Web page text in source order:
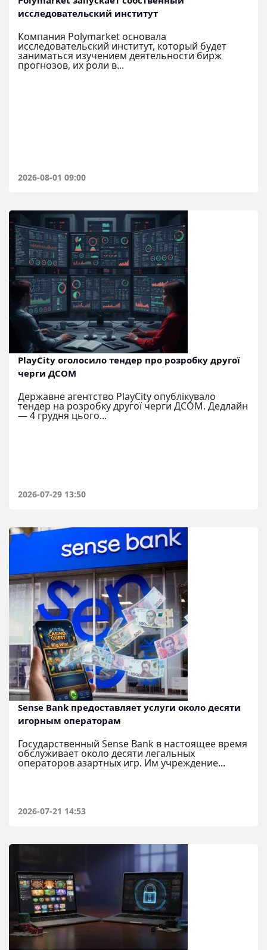
исследовательский институт
Компания Polymarket основала
исследовательский институт, который будет
заниматься изучением деятельности бирж
прогнозов, их роли в...
2026-08-01 09:00
PlayCity оголосило тендер про розробку другої
черги ДСОМ
Державне агентство PlayCity опублікувало
тендер на розробку другої черги ДСОМ. Дедлайн
— 4 грудня цього...
2026-07-29 13:50
Sense Bank предоставляет услуги около десяти
игорным операторам
Государственный Sense Bank в настоящее время
обслуживает около десяти легальных
операторов азартных игр. Им учреждение...
2026-07-21 14:53